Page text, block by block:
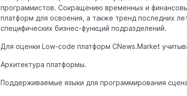
программистов. Сокращению временных и
платформ для освоения, а также тренд последних
специфических бизнес-функций подразделений.
Для оценки Low-code платформ CNews.Market
Архитектура платформы.
Поддерживаемые языки для программирования